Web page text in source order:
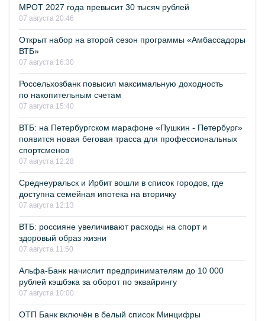
МРОТ 2027 года превысит 30 тысяч рублей
07 августа 20:46
Открыт набор на второй сезон программы «Амбассадоры
ВТБ»
07 августа 16:30
Россельхозбанк повысил максимальную доходность
по накопительным счетам
07 августа 15:40
ВТБ: на Петербургском марафоне «Пушкин - Петербург»
появится новая беговая трасса для профессиональных
спортсменов
07 августа 12:28
Среднеуральск и Ирбит вошли в список городов, где
доступна семейная ипотека на вторичку
07 августа 12:13
ВТБ: россияне увеличивают расходы на спорт и
здоровый образ жизни
07 августа 11:50
Альфа-Банк начислит предпринимателям до 10 000
рублей кэшбэка за оборот по эквайрингу
07 августа 10:00
ОТП Банк включён в белый список Минцифры